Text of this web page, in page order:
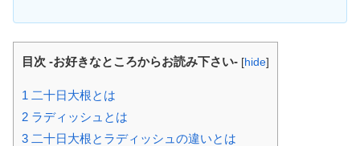
目次 -お好きなところからお読み下さい- [hide]
1 二十日大根とは
2 ラディッシュとは
3 二十日大根とラディッシュの違いとは